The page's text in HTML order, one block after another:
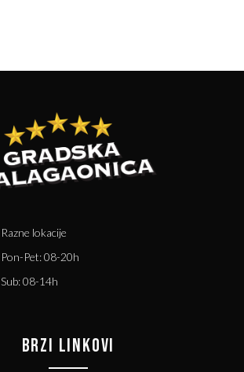
Razne lokacije
Pon-Pet: 08-20h
Sub: 08-14h
BRZI LINKOVI